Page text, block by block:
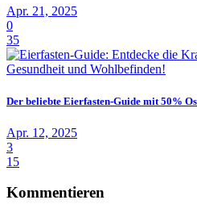
Apr. 21, 2025
0
35
Der beliebte Eierfasten-Guide mit 50%
Apr. 12, 2025
3
15
Kommentieren